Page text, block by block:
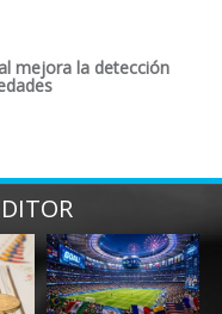
mejora la detección